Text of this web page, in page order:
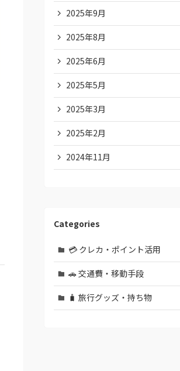
2025年9月
2025年8月
2025年6月
2025年5月
2025年3月
2025年2月
2024年11月
Categories
💳 クレカ・ポイント活用
🚗 交通費・移動手段
🧳 旅行グッズ・持ち物